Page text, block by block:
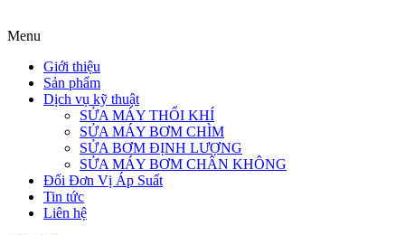
Menu
Giới thiệu
Sản phẩm
Dịch vụ kỹ thuật
SỬA MÁY THỔI KHÍ
SỬA MÁY BƠM CHÌM
SỬA BƠM ĐỊNH LƯỢNG
SỬA MÁY BƠM CHÂN KHÔNG
Đổi Đơn Vị Áp Suất
Tin tức
Liên hệ